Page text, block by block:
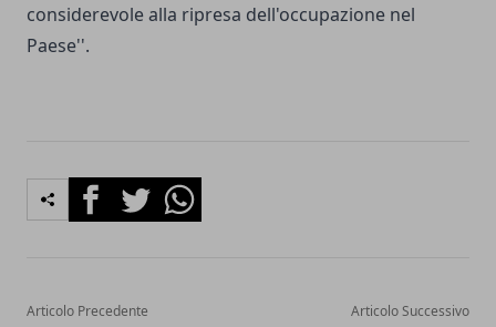
considerevole alla ripresa dell'occupazione nel
Paese''.
FacebookTwitterWhatsapp
Articolo Precedente Articolo Successivo